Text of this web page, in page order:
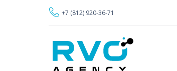
+7 (812) 920-36-71